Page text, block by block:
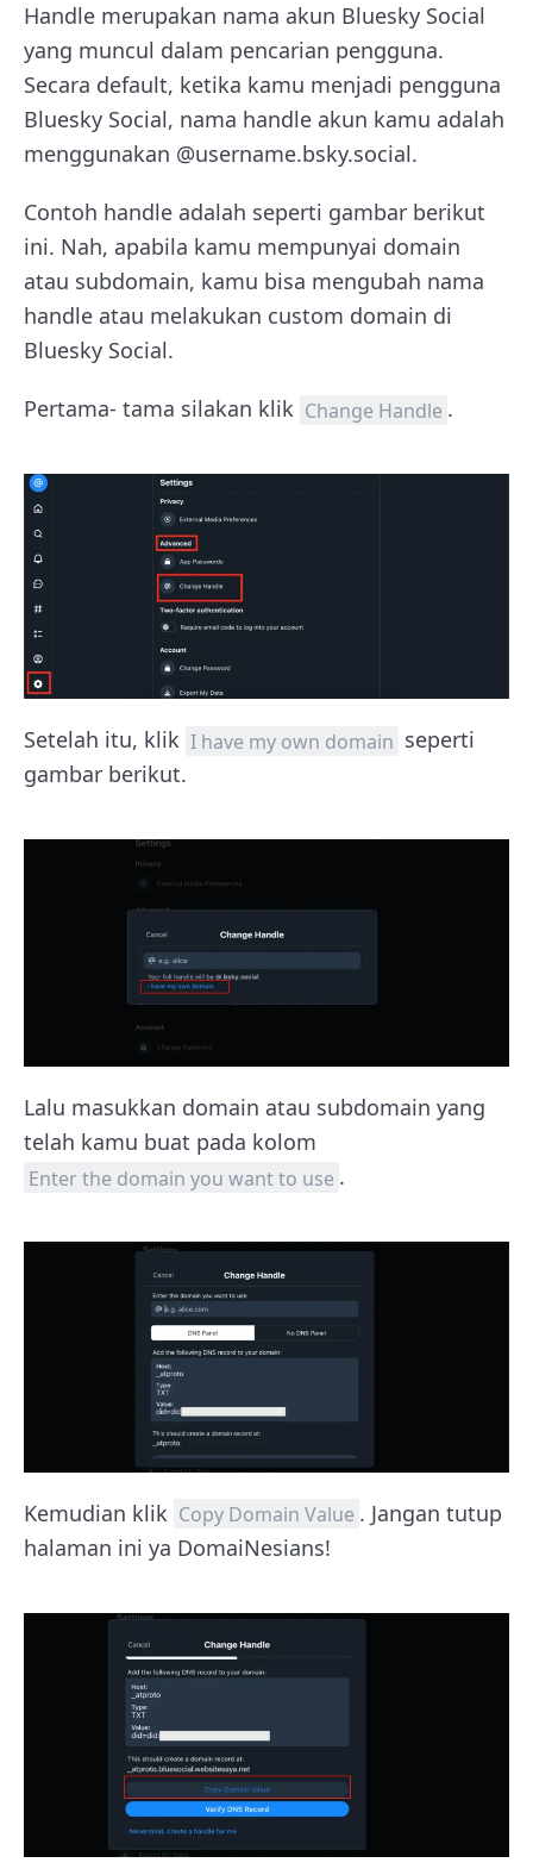
Handle merupakan nama akun Bluesky Social
yang muncul dalam pencarian pengguna.
Secara default, ketika kamu menjadi pengguna
Bluesky Social, nama handle akun kamu adalah
menggunakan @username.bsky.social.
Contoh handle adalah seperti gambar berikut
ini. Nah, apabila kamu mempunyai domain
atau subdomain, kamu bisa mengubah nama
handle atau melakukan custom domain di
Bluesky Social.
Pertama- tama silakan klik Change Handle .
Setelah itu, klik I have my own domain seperti
gambar berikut.
Lalu masukkan domain atau subdomain yang
telah kamu buat pada kolom
Enter the domain you want to use .
Kemudian klik Copy Domain Value . Jangan tutup
halaman ini ya DomaiNesians!